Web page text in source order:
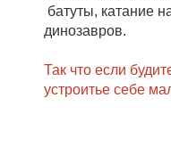
батуты, катание
динозавров.
Так что если
устроитье себе